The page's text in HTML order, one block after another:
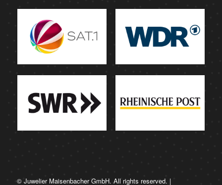
© Juwelier Maisenbacher GmbH. All rights reserved. |